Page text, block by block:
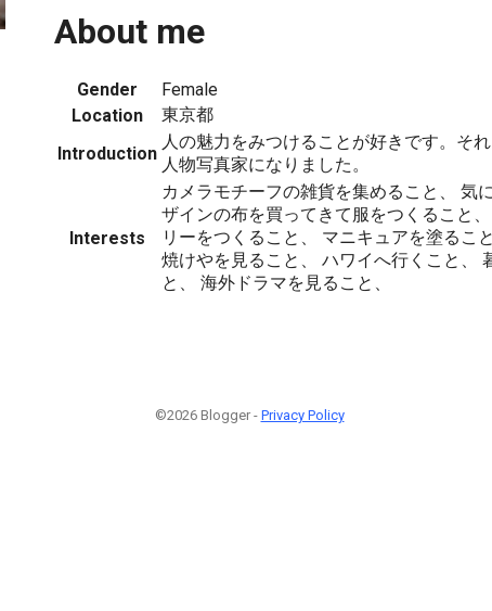
About me
Gender
Female
Location
東京都
Introduction
人の魅力をみつけることが好きです。そ
人物写真家になりました。
Interests
カメラモチーフの雑貨を集めること、 気
ザインの布を買ってきて服をつくること
リーをつくること、 マニキュアを塗るこ
焼けやを見ること、 ハワイへ行くこと、
と、 海外ドラマを見ること、
©2026 Blogger - Privacy Policy